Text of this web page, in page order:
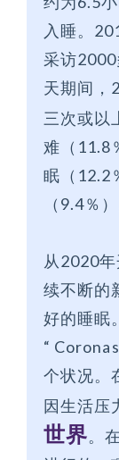
入睡。
采访
天期间，
三次或以
难（11.8
眠（12.2
（9.4％）
从2020
续不断的
好的睡眠
“
个状况。
因生活压
世界。